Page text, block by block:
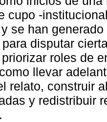
cupo -
se han
disputar
roles de
llevar
relato, construir
y redistribuir